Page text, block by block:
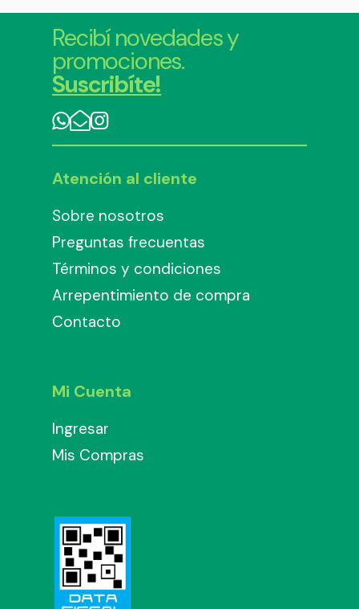
Recibí novedades y
promociones.
Suscribíte!
Atención al cliente
Sobre nosotros
Preguntas frecuentas
Términos y condiciones
Arrepentimiento de compra
Contacto
Mi Cuenta
Ingresar
Mis Compras